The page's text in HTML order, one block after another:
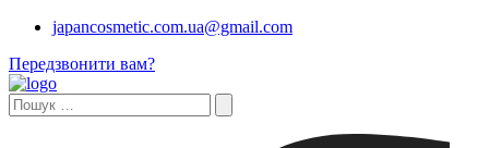
japancosmetic.com.ua@gmail.com
Передзвонити вам?